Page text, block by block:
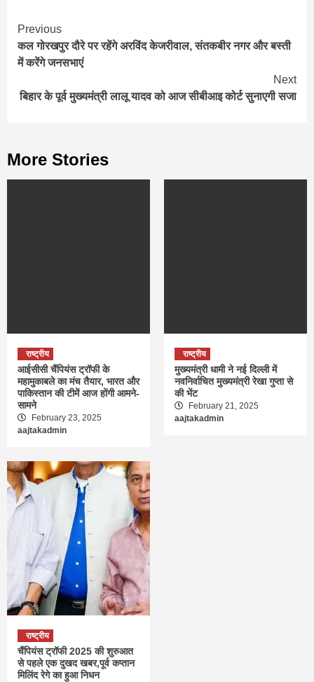
Continue
Reading
Previous
कल गोरखपुर दौरे पर रहेंगे अरविंद केजरीवाल, संतकबीर नगर और बस्‍ती
में करेंगे जनसभाएं
Next
ब‍िहार के पूर्व मुख्‍यमंत्री लालू यादव को आज सीबीआइ कोर्ट सुनाएगी सजा
More Stories
राष्ट्रीय
आईसीसी चैंपियंस ट्रॉफी के
महामुकाबले का मंच तैयार, भारत और
पाकिस्तान की टीमें आज होंगी आमने-
सामने
February 23, 2025
aajtakadmin
राष्ट्रीय
मुख्यमंत्री धामी ने नई दिल्ली में
नवनिर्वाचित मुख्यमंत्री रेखा गुप्ता से
की भेंट
February 21, 2025
aajtakadmin
राष्ट्रीय
चैंपियंस ट्रॉफी 2025 की शुरुआत
से पहले एक दुखद खबर,पूर्व कप्तान
मिलिंद रेगे का हुआ निधन